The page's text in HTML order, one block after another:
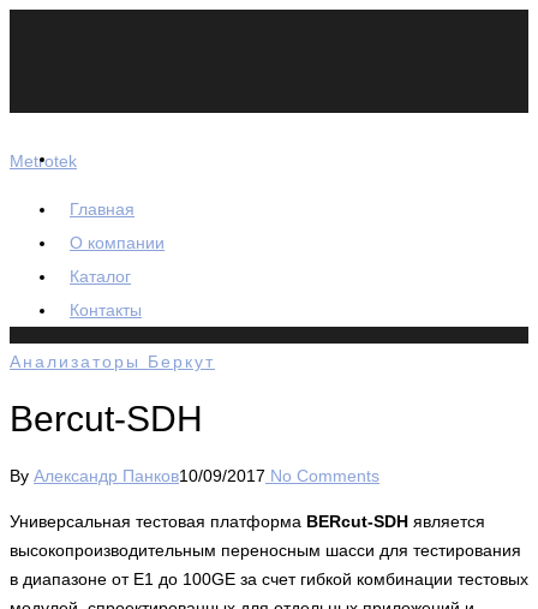
Metrotek
Главная
О компании
Каталог
Контакты
Анализаторы Беркут
Bercut-SDH
By Александр Панков10/09/2017 No Comments
Универсальная тестовая платформа BERcut-SDH является
высокопроизводительным переносным шасси для тестирования
в диапазоне от E1 до 100GE за счет гибкой комбинации тестовых